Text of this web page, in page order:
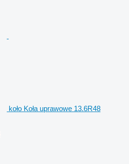
koło Koła uprawowe 13.6R48